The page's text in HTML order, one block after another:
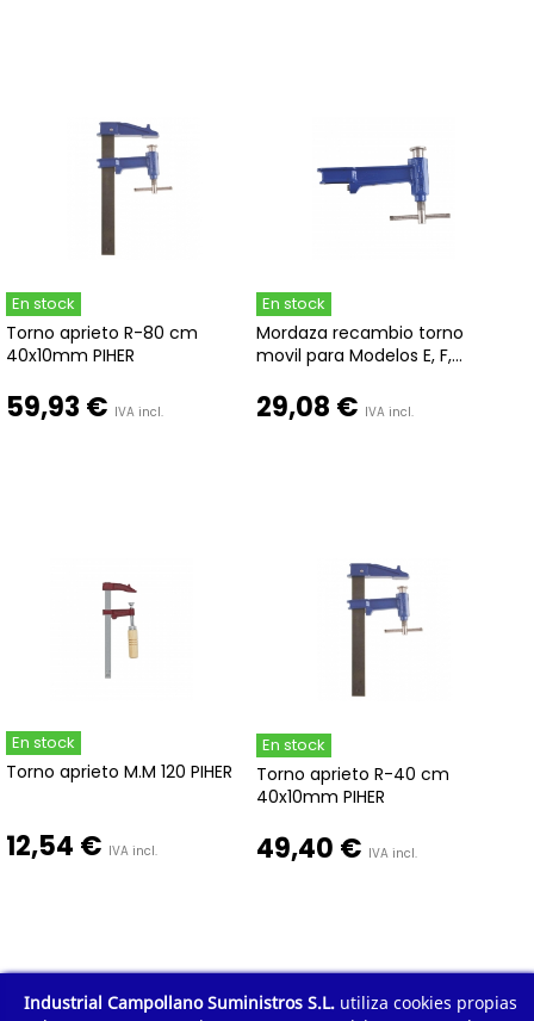
En stock
Torno aprieto R-80 cm
40x10mm PIHER
59,93 € IVA incl.
En stock
Mordaza recambio torno
movil para Modelos E, F,...
29,08 € IVA incl.
En stock
Torno aprieto M.M 120 PIHER
12,54 € IVA incl.
En stock
Torno aprieto R-40 cm
40x10mm PIHER
49,40 € IVA incl.
Mostrar todo 1 2 3 4 5
Industrial Campollano Suministros S.L. utiliza cookies propias